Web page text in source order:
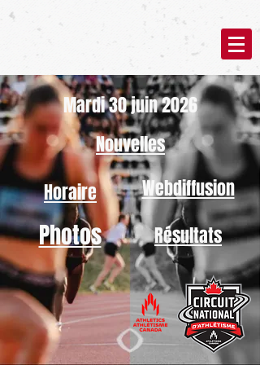
Mardi 30 juin 2026
Nouvelles
Horaire
Webdiffusion
Photos Résultats